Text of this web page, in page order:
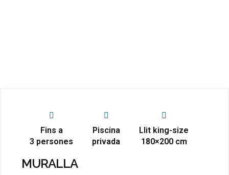
Fins a
3 persones
Piscina
privada
Llit king-size
180×200 cm
MURALLA